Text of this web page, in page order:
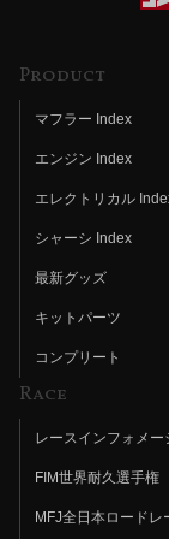
Product
マフラー Index
エンジン Index
エレクトリカル
シャーシ Index
最新グッズ
キットパーツ
コンプリート
Race
レースインフォメー
FIM世界耐久選手権
MFJ全日本ロードレ